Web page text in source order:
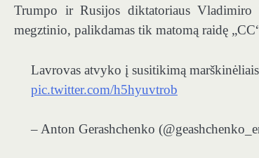
Trumpo ir Rusijos diktatoriaus
megztinio, palikdamas tik matomą raidę
Lavrovas atvyko į susitikimą
pic.twitter.com/h5hyuvtrob
– Anton Gerashchenko